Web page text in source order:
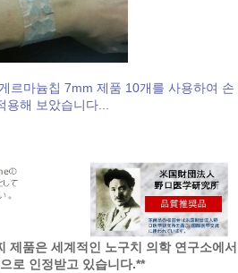
르마늄칩 7mm 제품 10개를 사용하여 손
용해 보았습니다...
제품은 세계적인 노구치 의학 연구소에서
로 인정받고 있습니다.**